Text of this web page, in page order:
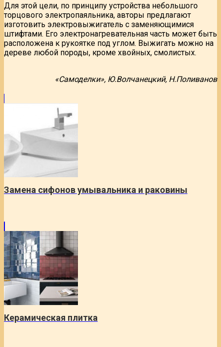
Для этой цели, по принципу устройства небольшого
торцового электропаяльника, авторы предлагают
изготовить электровыжигатель с заменяющимися
штифтами. Его электронагревательная часть может быть
расположена к рукоятке под углом. Выжигать можно на
дереве любой породы, кроме хвойных, смолистых.
«Самоделки», Ю.Волчанецкий, Н.Поливанов
Замена сифонов умывальника и раковины
Керамическая плитка